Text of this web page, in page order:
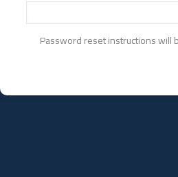
Password reset instructions will